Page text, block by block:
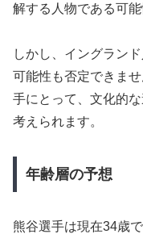
解する人物である可能
しかし、イングラン
可能性も否定できま
手にとって、文化的
考えられます。
年齢層の予想
熊谷選手は現在34歳